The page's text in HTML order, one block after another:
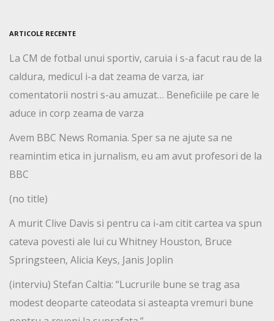
ARTICOLE RECENTE
La CM de fotbal unui sportiv, caruia i s-a facut rau de la
caldura, medicul i-a dat zeama de varza, iar
comentatorii nostri s-au amuzat… Beneficiile pe care le
aduce in corp zeama de varza
Avem BBC News Romania. Sper sa ne ajute sa ne
reamintim etica in jurnalism, eu am avut profesori de la
BBC
(no title)
A murit Clive Davis si pentru ca i-am citit cartea va spun
cateva povesti ale lui cu Whitney Houston, Bruce
Springsteen, Alicia Keys, Janis Joplin
(interviu) Stefan Caltia: “Lucrurile bune se trag asa
modest deoparte cateodata si asteapta vremuri bune